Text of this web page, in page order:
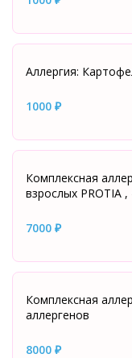
Аллергия:
1000 ₽
Комплексная
взрослых PROTIA ,
7000 ₽
Комплексная
аллергенов
8000 ₽